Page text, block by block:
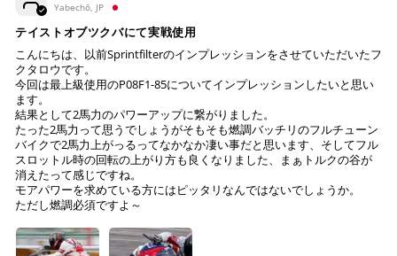
コンビニ決済
入金確認が取れ次第、商品を手配させて頂きます。
店内端末にて操作後、レジにてお支払いください。
※ 支払期限はご注文日より7日以内とさせて頂いてお
り、万が一過ぎてしまった場合は自動でご注文はキャン
セルとなります。
※ 税込300,000円以上のお買い物の際にはご利用頂けま
せん。
Yabechō, JP
テイストオブツクバにて実戦使用
こんにちは、以前Sprintfilterのインプレッションをさせていただいたフ
クタロウです。
今回は最上級使用のP08F1-85についてインプレッションしたいと思い
ます。
結果として2馬力のパワーアップに繋がりました。
たった2馬力って思うでしょうがそもそも燃調バッチリのフルチューン
バイクで2馬力上がっるってなかなか凄い事だと思います、そしてフル
スロットル時の回転の上がり方も良くなりました、まぁトルクの谷が
消えたって感じですね。
モアパワーを求めている方にはピッタリなんではないでしょうか。
ただし燃調必須ですよ～